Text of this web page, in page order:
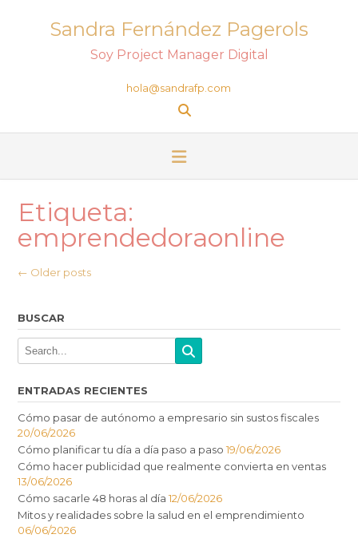
Sandra Fernández Pagerols
Soy Project Manager Digital
hola@sandrafp.com
Etiqueta:
emprendedoraonline
← Older posts
BUSCAR
ENTRADAS RECIENTES
Cómo pasar de autónomo a empresario sin sustos fiscales
20/06/2026
Cómo planificar tu día a día paso a paso 19/06/2026
Cómo hacer publicidad que realmente convierta en ventas
13/06/2026
Cómo sacarle 48 horas al día 12/06/2026
Mitos y realidades sobre la salud en el emprendimiento
06/06/2026